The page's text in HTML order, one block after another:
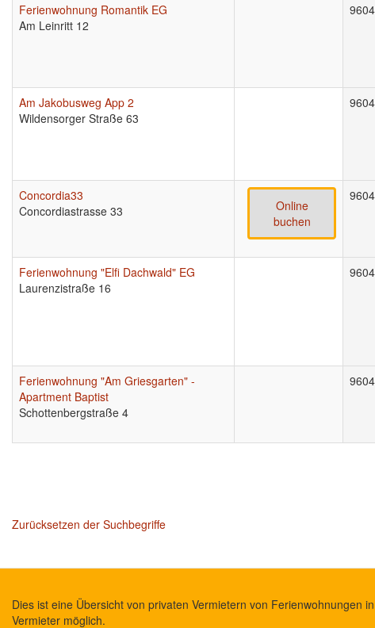
Ferienwohnung Romantik EG
Am Leinritt 12
Am Jakobusweg App 2
Wildensorger Straße 63
Concordia33
Concordiastrasse 33
Online
buchen
Ferienwohnung "Elfi Dachwald" EG
Laurenzistraße 16
Ferienwohnung "Am Griesgarten" -
Apartment Baptist
Schottenbergstraße 4
Zurücksetzen der Suchbegriffe
Dies ist eine Übersicht von privaten Vermietern von Ferienwohnungen
Vermieter möglich.